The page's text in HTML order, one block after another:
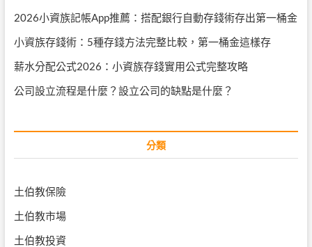
2026小資族記帳App推薦：搭配銀行自動存錢術存出第一桶金
小資族存錢術：5種存錢方法完整比較，第一桶金這樣存
薪水分配公式2026：小資族存錢實用公式完整攻略
公司設立流程是什麼？設立公司的缺點是什麼？
分類
土伯教保險
土伯教市場
土伯教投資